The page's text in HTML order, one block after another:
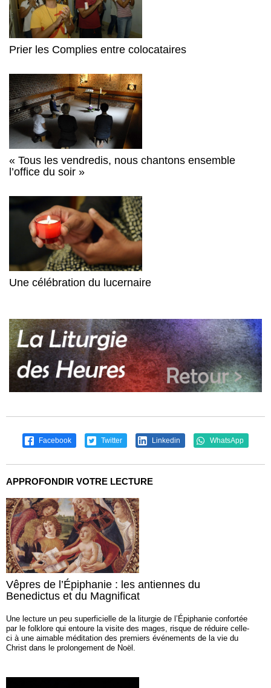
Prier les Complies entre colocataires
« Tous les vendredis, nous chantons ensemble
l’office du soir »
Une célébration du lucernaire
Facebook Twitter Linkedin WhatsApp
APPROFONDIR VOTRE LECTURE
Vêpres de l’Épiphanie : les antiennes du
Benedictus et du Magnificat
Une lecture un peu superficielle de la liturgie de l’Épiphanie confortée
par le folklore qui entoure la visite des mages, risque de réduire celle-
ci à une aimable méditation des premiers événements de la vie du
Christ dans le prolongement de Noël.